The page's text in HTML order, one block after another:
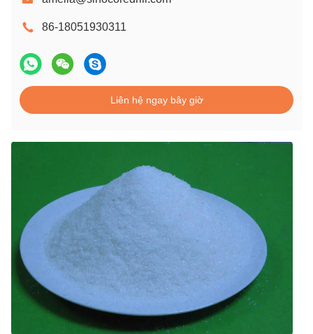
86-18051930311
Liên hệ ngay bây giờ